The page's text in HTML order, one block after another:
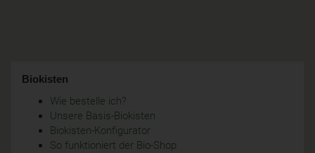
Biokisten
Wie bestelle ich?
Unsere Basis-Biokisten
Biokisten-Konfigurator
So funktioniert der Bio-Shop